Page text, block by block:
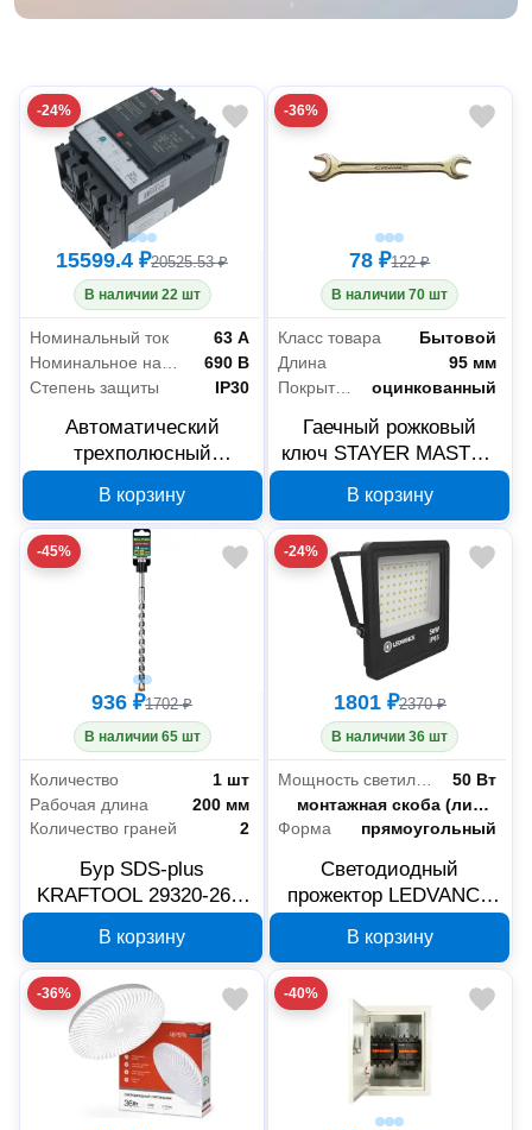
-24%
15599.4 ₽20525.53 ₽
В наличии 22 шт
Номинальный ток
63 А
690 В
Степень защиты
IP30
Автоматический
трехполюсный
ВА-99C 100/63А 3P
36кА mccb99C-100-63
В корзину
-36%
78 ₽122 ₽
В наличии 70 шт
Класс товара
Бытовой
Длина
95 мм
Покрытие
оцинкованный
Гаечный рожковый
ключ STAYER MASTER
В корзину
-45%
936 ₽1702 ₽
В наличии 65 шт
Количество
1 шт
Рабочая длина
200 мм
Количество граней
2
Бур SDS-plus
KRAFTOOL 29320-260-
В корзину
-24%
1801 ₽2370 ₽
В наличии 36 шт
Мощность светильника
50 Вт
Способ установки
монтажная скоба (лира)
Форма
прямоугольный
Светодиодный
прожектор LEDVANCE
4058075709355
В корзину
-36% -40%